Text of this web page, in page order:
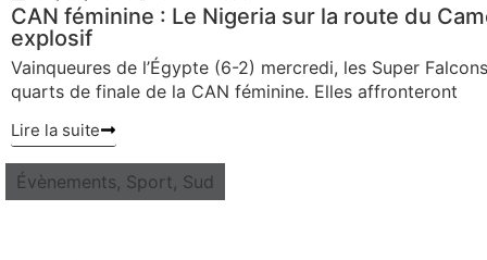
CAN féminine : Le Nigeria sur la route du
explosif
Vainqueures de l’Égypte (6-2) mercredi, les Super
quarts de finale de la CAN féminine. Elles affronteront
Lire la suite
Évènements, Sport, Sud